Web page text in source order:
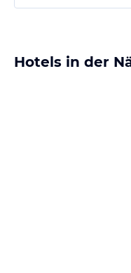
Hotels in der